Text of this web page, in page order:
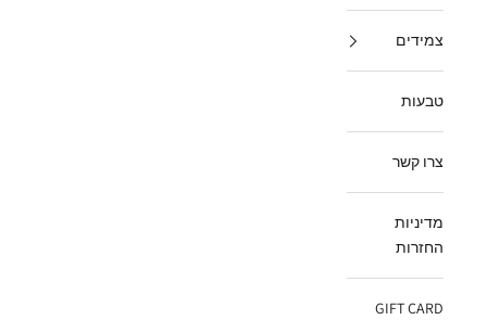
צמידים
טבעות
צרו קשר
מדיניות
החזרות
GIFT CARD